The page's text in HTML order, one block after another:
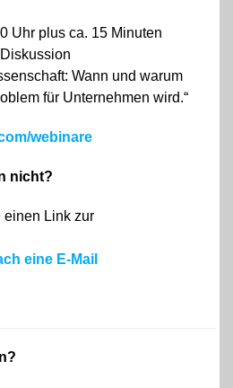
Uhr plus ca. 15 Minuten
Wann und warum
für Unternehmen wird.“
webinare
nicht?
einen Link zur
eine E-Mail